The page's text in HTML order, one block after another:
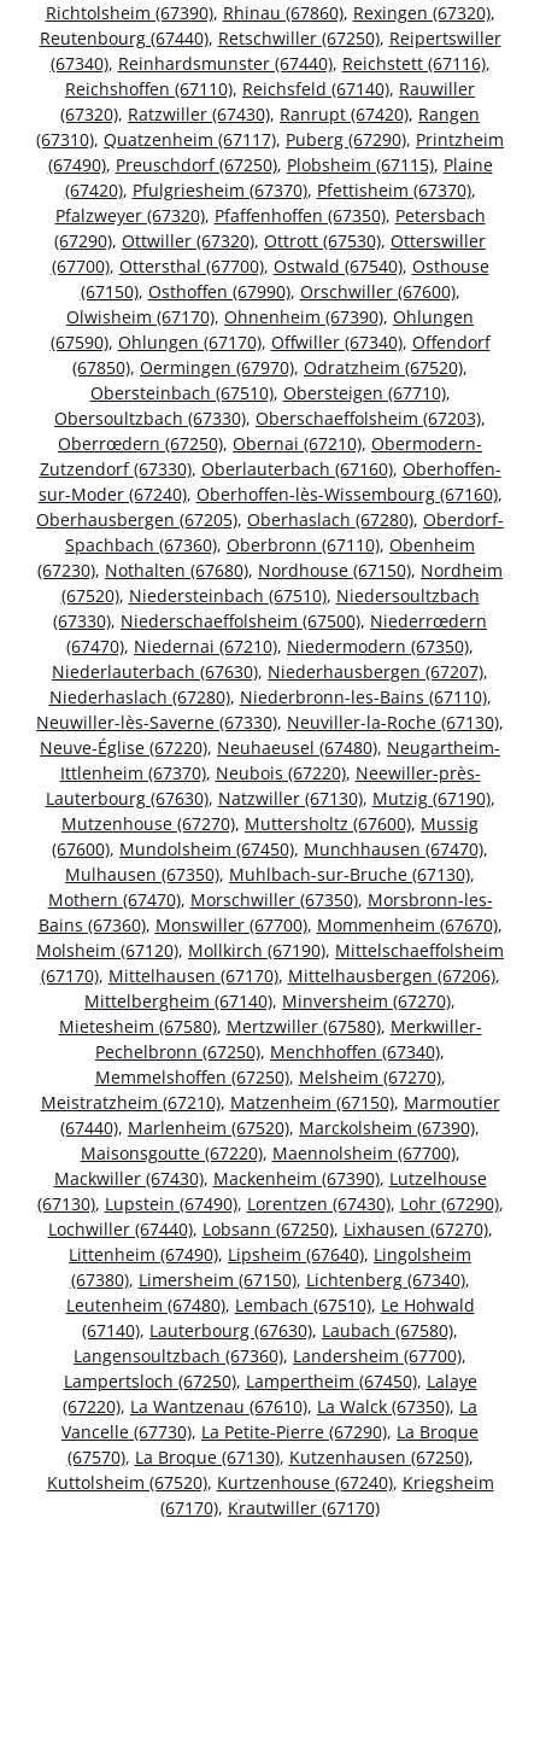
Richtolsheim (67390), Rhinau (67860), Rexingen (67320),
Reutenbourg (67440), Retschwiller (67250), Reipertswiller
(67340), Reinhardsmunster (67440), Reichstett (67116),
Reichshoffen (67110), Reichsfeld (67140), Rauwiller
(67320), Ratzwiller (67430), Ranrupt (67420), Rangen
(67310), Quatzenheim (67117), Puberg (67290), Printzheim
(67490), Preuschdorf (67250), Plobsheim (67115), Plaine
(67420), Pfulgriesheim (67370), Pfettisheim (67370),
Pfalzweyer (67320), Pfaffenhoffen (67350), Petersbach
(67290), Ottwiller (67320), Ottrott (67530), Otterswiller
(67700), Ottersthal (67700), Ostwald (67540), Osthouse
(67150), Osthoffen (67990), Orschwiller (67600),
Olwisheim (67170), Ohnenheim (67390), Ohlungen
(67590), Ohlungen (67170), Offwiller (67340), Offendorf
(67850), Oermingen (67970), Odratzheim (67520),
Obersteinbach (67510), Obersteigen (67710),
Obersoultzbach (67330), Oberschaeffolsheim (67203),
Oberrœdern (67250), Obernai (67210), Obermodern-
Zutzendorf (67330), Oberlauterbach (67160), Oberhoffen-
sur-Moder (67240), Oberhoffen-lès-Wissembourg (67160),
Oberhausbergen (67205), Oberhaslach (67280), Oberdorf-
Spachbach (67360), Oberbronn (67110), Obenheim
(67230), Nothalten (67680), Nordhouse (67150), Nordheim
(67520), Niedersteinbach (67510), Niedersoultzbach
(67330), Niederschaeffolsheim (67500), Niederrœdern
(67470), Niedernai (67210), Niedermodern (67350),
Niederlauterbach (67630), Niederhausbergen (67207),
Niederhaslach (67280), Niederbronn-les-Bains (67110),
Neuwiller-lès-Saverne (67330), Neuviller-la-Roche (67130),
Neuve-Église (67220), Neuhaeusel (67480), Neugartheim-
Ittlenheim (67370), Neubois (67220), Neewiller-près-
Lauterbourg (67630), Natzwiller (67130), Mutzig (67190),
Mutzenhouse (67270), Muttersholtz (67600), Mussig
(67600), Mundolsheim (67450), Munchhausen (67470),
Mulhausen (67350), Muhlbach-sur-Bruche (67130),
Mothern (67470), Morschwiller (67350), Morsbronn-les-
Bains (67360), Monswiller (67700), Mommenheim (67670),
Molsheim (67120), Mollkirch (67190), Mittelschaeffolsheim
(67170), Mittelhausen (67170), Mittelhausbergen (67206),
Mittelbergheim (67140), Minversheim (67270),
Mietesheim (67580), Mertzwiller (67580), Merkwiller-
Pechelbronn (67250), Menchhoffen (67340),
Memmelshoffen (67250), Melsheim (67270),
Meistratzheim (67210), Matzenheim (67150), Marmoutier
(67440), Marlenheim (67520), Marckolsheim (67390),
Maisonsgoutte (67220), Maennolsheim (67700),
Mackwiller (67430), Mackenheim (67390), Lutzelhouse
(67130), Lupstein (67490), Lorentzen (67430), Lohr (67290),
Lochwiller (67440), Lobsann (67250), Lixhausen (67270),
Littenheim (67490), Lipsheim (67640), Lingolsheim
(67380), Limersheim (67150), Lichtenberg (67340),
Leutenheim (67480), Lembach (67510), Le Hohwald
(67140), Lauterbourg (67630), Laubach (67580),
Langensoultzbach (67360), Landersheim (67700),
Lampertsloch (67250), Lampertheim (67450), Lalaye
(67220), La Wantzenau (67610), La Walck (67350), La
Vancelle (67730), La Petite-Pierre (67290), La Broque
(67570), La Broque (67130), Kutzenhausen (67250),
Kuttolsheim (67520), Kurtzenhouse (67240), Kriegsheim
(67170), Krautwiller (67170)